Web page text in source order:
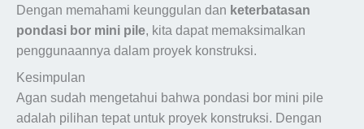
Dengan memahami keunggulan dan keterbatasan
pondasi bor mini pile, kita dapat memaksimalkan
penggunaannya dalam proyek konstruksi.
Kesimpulan
Agan sudah mengetahui bahwa pondasi bor mini pile
adalah pilihan tepat untuk proyek konstruksi. Dengan